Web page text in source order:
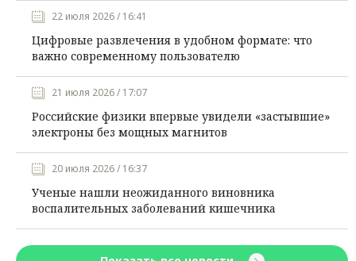
22 июля 2026 / 16:41
Цифровые развлечения в удобном формате: что
важно современному пользователю
21 июля 2026 / 17:07
Российские физики впервые увидели «застывшие»
электроны без мощных магнитов
20 июля 2026 / 16:37
Ученые нашли неожиданного виновника
воспалительных заболеваний кишечника